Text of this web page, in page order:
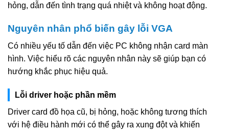
hỏng, dẫn đến tình trạng quá nhiệt và không hoạt động.
Nguyên nhân phổ biến gây lỗi VGA
Có nhiều yếu tố dẫn đến việc PC không nhận card màn
hình. Việc hiểu rõ các nguyên nhân này sẽ giúp bạn có
hướng khắc phục hiệu quả.
Lỗi driver hoặc phần mềm
Driver card đồ họa cũ, bị hỏng, hoặc không tương thích
với hệ điều hành mới có thể gây ra xung đột và khiến